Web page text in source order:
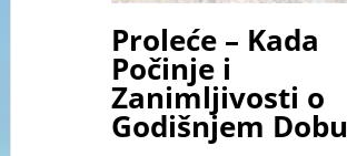
Proleće – Kada
Počinje i
Zanimljivosti o
Godišnjem Dobu